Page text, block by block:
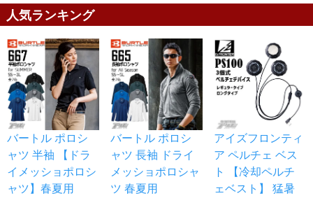
人気ランキング
バートル ポロシ
ャツ 半袖 【ドラ
イメッショポロシ
ャツ】春夏用
バートル ポロシ
ャツ 長袖 ドライ
メッショポロシャ
ツ 春夏用
アイズフロンティ
ア ペルチェ ベス
ト 【冷却ペルチ
ェベスト】 猛暑